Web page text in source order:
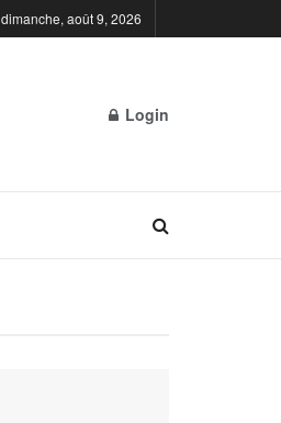
dimanche, août 9, 2026
Login